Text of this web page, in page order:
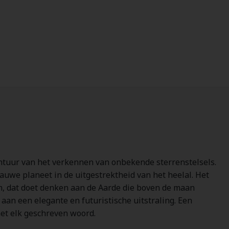
van het verkennen van onbekende sterrenstelsels.
planeet in de uitgestrektheid van het heelal. Het
doet denken aan de Aarde die boven de maan
een elegante en futuristische uitstraling. Een
elk geschreven woord.